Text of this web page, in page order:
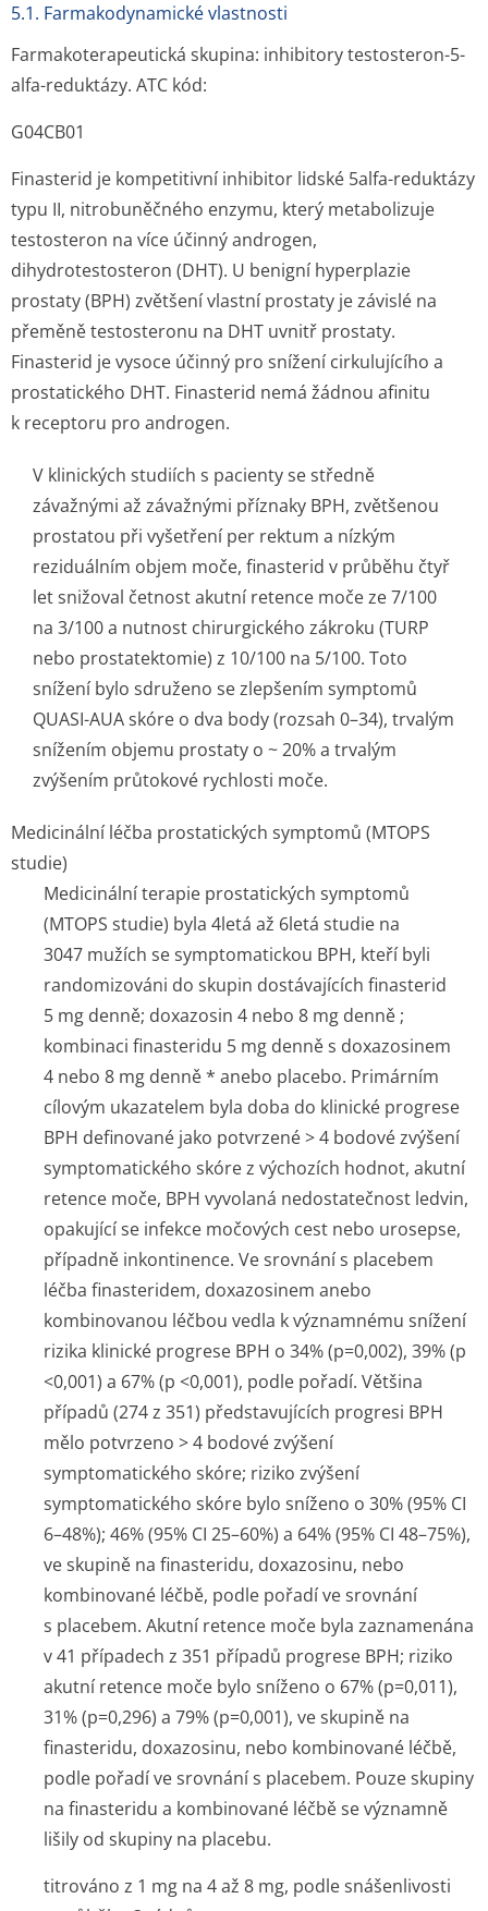
5.1. Farmakodynamické vlastnosti
Farmakoterape­utická skupina: inhibitory testosteron-5-
alfa-reduktázy. ATC kód:
G04CB01
Finasterid je kompetitivní inhibitor lidské 5alfa-reduktázy
typu II, nitrobuněčného enzymu, který metabolizuje
testosteron na více účinný androgen,
dihydrotestosteron (DHT). U benigní hyperplazie
prostaty (BPH) zvětšení vlastní prostaty je závislé na
přeměně testosteronu na DHT uvnitř prostaty.
Finasterid je vysoce účinný pro snížení cirkulujícího a
prostatického DHT. Finasterid nemá žádnou afinitu
k receptoru pro androgen.
V klinických studiích s pacienty se středně
závažnými až závažnými příznaky BPH, zvětšenou
prostatou při vyšetření per rektum a nízkým
reziduálním objem moče, finasterid v průběhu čtyř
let snižoval četnost akutní retence moče ze 7/100
na 3/100 a nutnost chirurgického zákroku (TURP
nebo prostatektomie) z 10/100 na 5/100. Toto
snížení bylo sdruženo se zlepšením symptomů
QUASI-AUA skóre o dva body (rozsah 0–34), trvalým
snížením objemu prostaty o ~ 20% a trvalým
zvýšením průtokové rychlosti moče.
Medicinální léčba prostatických symptomů (MTOPS
studie)
Medicinální terapie prostatických symptomů
(MTOPS studie) byla 4letá až 6letá studie na
3047 mužích se symptomatickou BPH, kteří byli
randomizováni do skupin dostávajících finasterid
5 mg denně; doxazosin 4 nebo 8 mg denně ;
kombinaci finasteridu 5 mg denně s doxazosinem
4 nebo 8 mg denně * anebo placebo. Primárním
cílovým ukazatelem byla doba do klinické progrese
BPH definované jako potvrzené > 4 bodové zvýšení
symptomatického skóre z výchozích hodnot, akutní
retence moče, BPH vyvolaná nedostatečnost ledvin,
opakující se infekce močových cest nebo urosepse,
případně inkontinence. Ve srovnání s placebem
léčba finasteridem, doxazosinem anebo
kombinovanou léčbou vedla k významnému snížení
rizika klinické progrese BPH o 34% (p=0,002), 39% (p
<0,001) a 67% (p <0,001), podle pořadí. Většina
případů (274 z 351) představujících progresi BPH
mělo potvrzeno > 4 bodové zvýšení
symptomatického skóre; riziko zvýšení
symptomatického skóre bylo sníženo o 30% (95% CI
6–48%); 46% (95% CI 25–60%) a 64% (95% CI 48–75%),
ve skupině na finasteridu, doxazosinu, nebo
kombinované léčbě, podle pořadí ve srovnání
s placebem. Akutní retence moče byla zaznamenána
v 41 případech z 351 případů progrese BPH; riziko
akutní retence moče bylo sníženo o 67% (p=0,011),
31% (p=0,296) a 79% (p=0,001), ve skupině na
finasteridu, doxazosinu, nebo kombinované léčbě,
podle pořadí ve srovnání s placebem. Pouze skupiny
na finasteridu a kombinované léčbě se významně
lišily od skupiny na placebu.
titrováno z 1 mg na 4 až 8 mg, podle snášenlivosti